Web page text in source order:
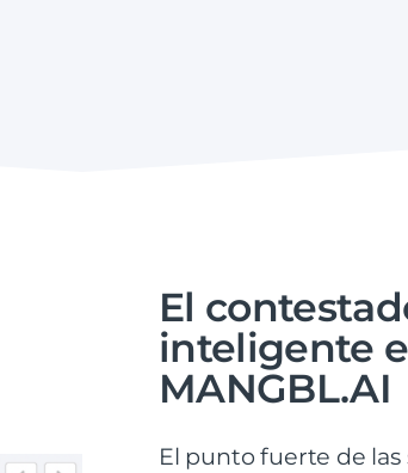
El
inteligente
MANGBL.AI
El punto fuerte de